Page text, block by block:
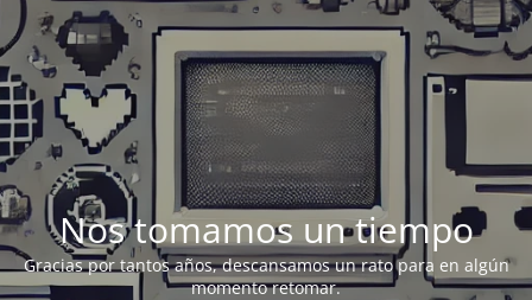
Nos tomamos un tiempo
Gracias por tantos años, descansamos un rato para en algún
momento retomar.